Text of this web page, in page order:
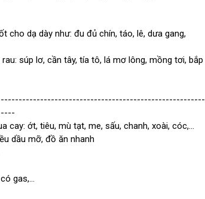
cho dạ dày như: đu đủ chín, táo, lê, dưa gang,
súp lơ, cần tây, tía tô, lá mơ lông, mồng tơi, bắp
cay: ớt, tiêu, mù tạt, me, sấu, chanh, xoài, cóc,...
dầu mỡ, đồ ăn nhanh
gas,...